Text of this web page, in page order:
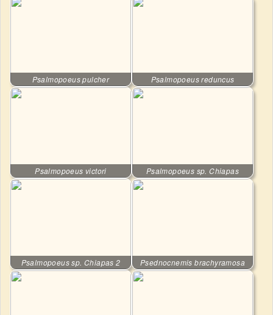
Psalmopoeus pulcher Psalmopoeus reduncus
Psalmopoeus victori Psalmopoeus sp. Chiapas
Psalmopoeus sp. Chiapas 2 Psednocnemis brachyramosa